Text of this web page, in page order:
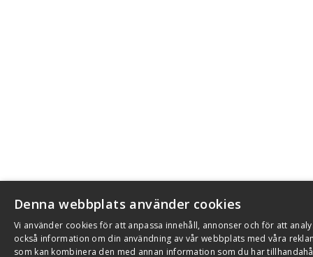
Denna webbplats använder cookies
Vi använder cookies för att anpassa innehåll, annonser och för att
också information om din användning av vår webbplats med våra
som kan kombinera den med annan information som du har